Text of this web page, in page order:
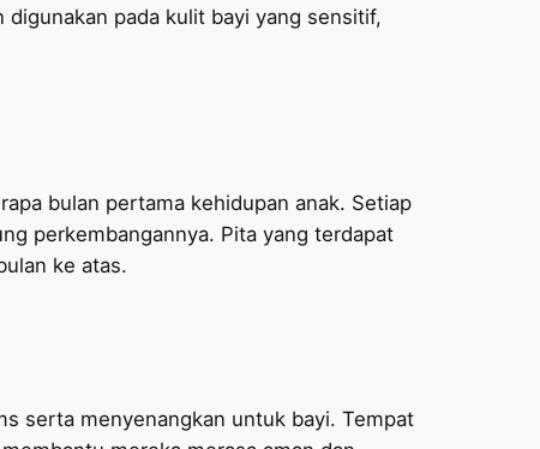
pada kulit bayi yang sensitif,
bulan pertama kehidupan anak. Setiap
perkembangannya. Pita yang terdapat
ke atas.
serta menyenangkan untuk bayi. Tempat